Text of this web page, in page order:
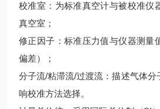
校准室：为标准真空计与被校准仪
真空室；
修正因子：标准压力值与仪器测量
偏差）；
分子流/粘滞流/过渡流：描述气体分
响校准方法选择。